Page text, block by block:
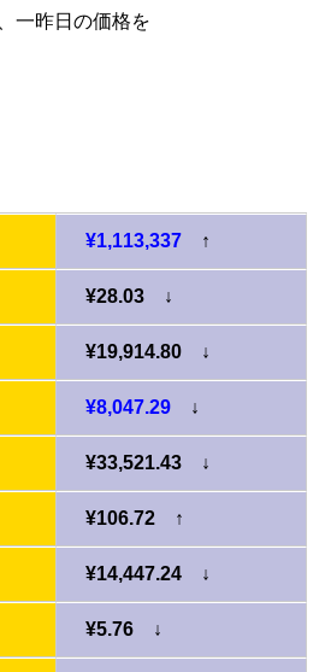
一昨日の価格を
¥1,113,337 ↑
¥28.03 ↓
¥19,914.80 ↓
¥8,047.29 ↓
¥33,521.43 ↓
¥106.72 ↑
¥14,447.24 ↓
¥5.76 ↓